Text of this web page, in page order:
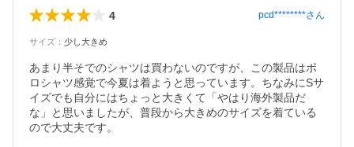
4 pcd********さん
サイズ ： 少し大きめ
あまり半そでのシャツは買わないのですが、この製品はポ
ロシャツ感覚で今夏は着ようと思っています。ちなみにSサ
イズでも自分にはちょっと大きくて「やはり海外製品だ
な」と思いましたが、普段から大きめのサイズを着ている
ので大丈夫です。